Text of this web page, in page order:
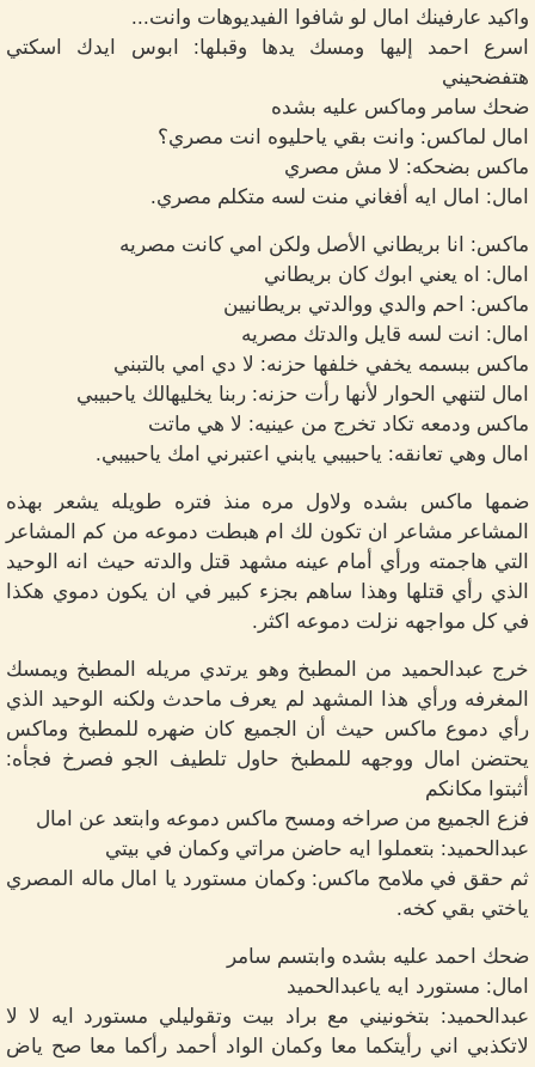
واكيد عارفينك امال لو شافوا الفيديوهات وانت...
اسرع احمد إليها ومسك يدها وقبلها: ابوس ايدك اسكتي
هتفضحيني
ضحك سامر وماكس عليه بشده
امال لماكس: وانت بقي ياحليوه انت مصري؟
ماكس بضحكه: لا مش مصري
امال: امال ايه أفغاني منت لسه متكلم مصري.
ماكس: انا بريطاني الأصل ولكن امي كانت مصريه
امال: اه يعني ابوك كان بريطاني
ماكس: احم والدي ووالدتي بريطانيين
امال: انت لسه قايل والدتك مصريه
ماكس ببسمه يخفي خلفها حزنه: لا دي امي بالتبني
امال لتنهي الحوار لأنها رأت حزنه: ربنا يخليهالك ياحبيبي
ماكس ودمعه تكاد تخرج من عينيه: لا هي ماتت
امال وهي تعانقه: ياحبيبي يابني اعتبرني امك ياحبيبي.
ضمها ماكس بشده ولاول مره منذ فتره طويله يشعر بهذه
المشاعر مشاعر ان تكون لك ام هبطت دموعه من كم المشاعر
التي هاجمته ورأي أمام عينه مشهد قتل والدته حيث انه الوحيد
الذي رأي قتلها وهذا ساهم بجزء كبير في ان يكون دموي هكذا
في كل مواجهه نزلت دموعه اكثر.
خرج عبدالحميد من المطبخ وهو يرتدي مريله المطبخ ويمسك
المغرفه ورأي هذا المشهد لم يعرف ماحدث ولكنه الوحيد الذي
رأي دموع ماكس حيث أن الجميع كان ضهره للمطبخ وماكس
يحتضن امال ووجهه للمطبخ حاول تلطيف الجو فصرخ فجأه:
أثبتوا مكانكم
فزع الجميع من صراخه ومسح ماكس دموعه وابتعد عن امال
عبدالحميد: بتعملوا ايه حاضن مراتي وكمان في بيتي
ثم حقق في ملامح ماكس: وكمان مستورد يا امال ماله المصري
ياختي بقي كخه.
ضحك احمد عليه بشده وابتسم سامر
امال: مستورد ايه ياعبدالحميد
عبدالحميد: بتخونيني مع براد بيت وتقوليلي مستورد ايه لا لا
لاتكذبي اني رأيتكما معا وكمان الواد أحمد رأكما معا صح ياض